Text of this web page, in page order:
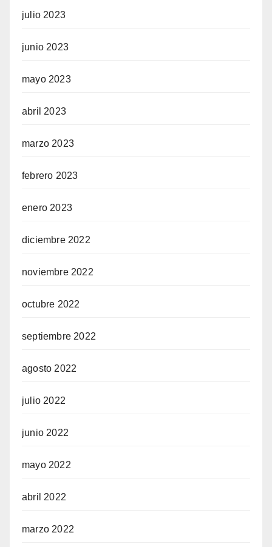
julio 2023
junio 2023
mayo 2023
abril 2023
marzo 2023
febrero 2023
enero 2023
diciembre 2022
noviembre 2022
octubre 2022
septiembre 2022
agosto 2022
julio 2022
junio 2022
mayo 2022
abril 2022
marzo 2022